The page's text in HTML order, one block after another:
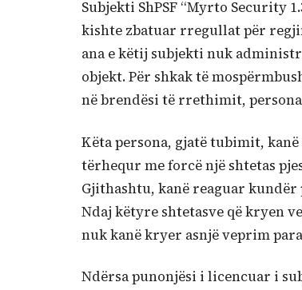
Subjekti ShPSF “Myrto Security
kishte zbatuar rregullat për
ana e këtij subjekti nuk
objekt. Për shkak të
në brendësi të rrethimit,
Këta persona, gjatë tubimit,
tërhequr me forcë një shtetas
Gjithashtu, kanë reaguar
Ndaj këtyre shtetasve që kryen
nuk kanë kryer asnjë veprim
Ndërsa punonjësi i licencuar i